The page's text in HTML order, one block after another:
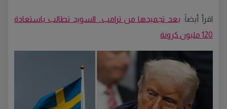
اقرأ أيضاً: بعد تجميدها من ترامب.. السويد تطالب باستعادة
120 مليون كرونة